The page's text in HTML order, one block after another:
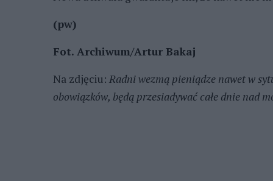
(pw)
Fot. Archiwum/Artur Bakaj
Na zdjęciu: Radni wezmą pieniądze nawet w
obowiązków, będą przesiadywać całe dnie nad